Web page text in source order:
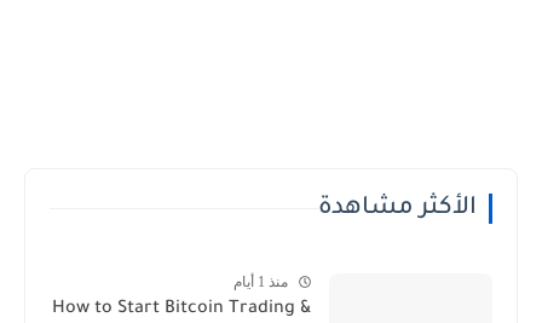
الأكثر مشاهدة
منذ 1 أيام
How to Start Bitcoin Trading &